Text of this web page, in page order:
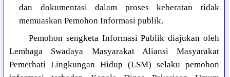
dan dokumentasi dalam proses keberatan tidak
memuaskan Pemohon Informasi publik.
Pemohon sengketa Informasi Publik diajukan oleh
Lembaga Swadaya Masyarakat Aliansi Masyarakat
Pemerhati Lingkungan Hidup (LSM) selaku pemohon